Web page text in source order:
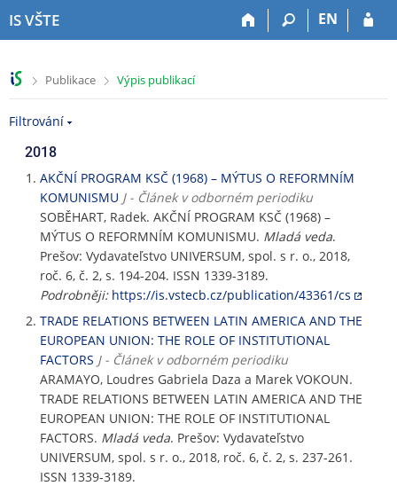
IS VŠTE EN
>Publikace >
Výpis publikací
Filtrování
2018
AKČNÍ PROGRAM KSČ (1968) – MÝTUS O REFORMNÍM
KOMUNISMU J - Článek v odborném periodiku
SOBĚHART, Radek. AKČNÍ PROGRAM KSČ (1968) –
MÝTUS O REFORMNÍM KOMUNISMU. Mladá veda.
Prešov: Vydavateľstvo UNIVERSUM, spol. s r. o., 2018,
roč. 6, č. 2, s. 194-204. ISSN 1339-3189.
Podrobněji: https://is.vstecb.cz/publication/43361/cs
TRADE RELATIONS BETWEEN LATIN AMERICA AND THE
EUROPEAN UNION: THE ROLE OF INSTITUTIONAL
FACTORS J - Článek v odborném periodiku
ARAMAYO, Loudres Gabriela Daza a Marek VOKOUN.
TRADE RELATIONS BETWEEN LATIN AMERICA AND THE
EUROPEAN UNION: THE ROLE OF INSTITUTIONAL
FACTORS. Mladá veda. Prešov: Vydavateľstvo
UNIVERSUM, spol. s r. o., 2018, roč. 6, č. 2, s. 237-261.
ISSN 1339-3189.